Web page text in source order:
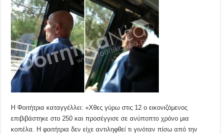
Η Φοιτήτρια καταγγέλλει: «Χθες γύρω στις 12 ο εικονιζόμενος
επιβιβάστηκε στο 250 και προσέγγισε σε ανύποπτο χρόνο μια
κοπέλα. Η φοιτήτρια δεν είχε αντιληφθεί τι γινόταν πίσω από την